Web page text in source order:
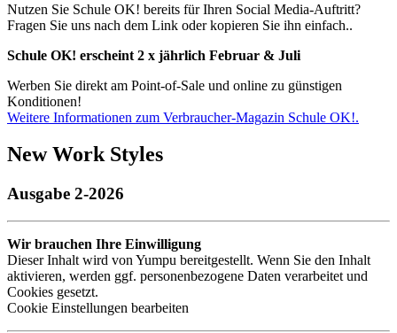
Nutzen Sie Schule OK! bereits für Ihren Social Media-Auftritt?
Fragen Sie uns nach dem Link oder kopieren Sie ihn einfach..
Schule OK! erscheint 2 x jährlich Februar & Juli
Werben Sie direkt am Point-of-Sale und online zu günstigen
Konditionen!
Weitere Informationen zum Verbraucher-Magazin Schule OK!.
New Work Styles
Ausgabe 2-2026
Wir brauchen Ihre Einwilligung
Dieser Inhalt wird von Yumpu bereitgestellt. Wenn Sie den Inhalt
aktivieren, werden ggf. personenbezogene Daten verarbeitet und
Cookies gesetzt.
Cookie Einstellungen bearbeiten